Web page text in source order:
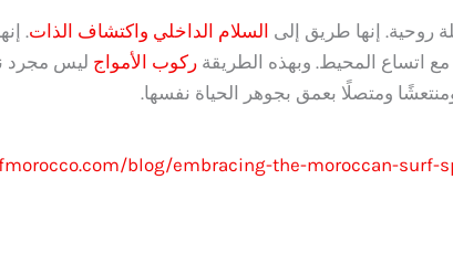
روحية. إنها طريق إلى السلام الداخلي واكتشاف الذات.
اتساع المحيط. وبهذه الطريقةركوب الأمواج ليس مجرد
ومتصلًا بعمق بجوهر الحياة نفسها.
blog/embracing-the-moroccan-surf-